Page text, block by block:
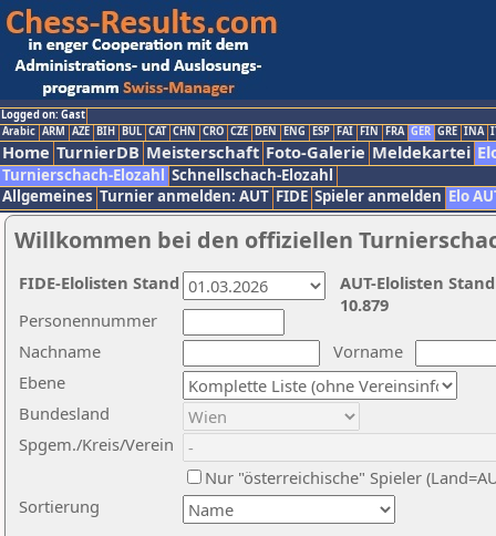
Logged on: Gast
Arabic ARM AZE BIH BUL CAT CHN CRO CZE DEN ENG ESP FAI FIN FRA GER GRE INA
Home TurnierDB Meisterschaft Foto-Galerie Meldekartei
Turnierschach-Elozahl Schnellschach-Elozahl
Allgemeines Turnier anmelden: AUT FIDE Spieler anmelden Elo
Willkommen bei den offiziellen
Nachname
Vorname
Ebene
Sortierung
Personennummer
Bundesland
Spgem./Kreis/Verein
Nur "österreichische" Spieler
AUT-Elolisten
10.879
FIDE-Elolisten Stand